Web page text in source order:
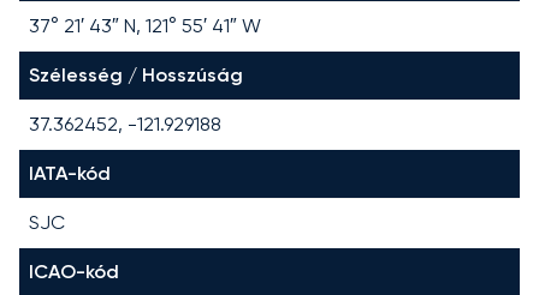
37° 21′ 43″ N, 121° 55′ 41″ W
Szélesség / Hosszúság
37.362452, -121.929188
IATA-kód
SJC
ICAO-kód